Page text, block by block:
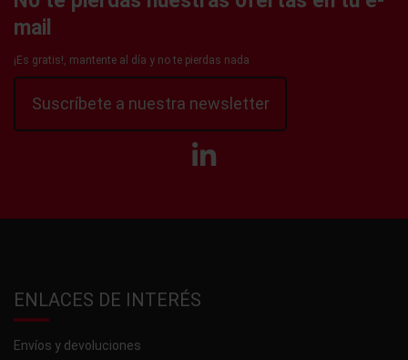
mail
¡Es gratis!, mantente al día y no te pierdas nada
Suscríbete a nuestra newsletter
ENLACES DE INTERÉS
Envíos y devoluciones